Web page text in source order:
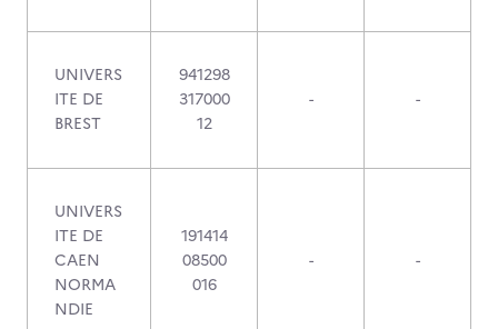
UNIVERS
ITE DE
BREST
941298
317000
12
- -
UNIVERS
ITE DE
CAEN
NORMA
NDIE
191414
08500
016
- -